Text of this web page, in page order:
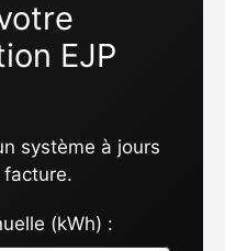
EJP
système à jours
(kWh) :